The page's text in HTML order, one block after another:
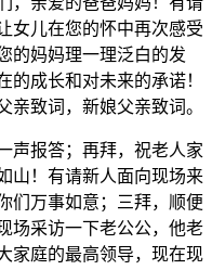
女儿在您的怀中再次感受
的妈妈理一理泛白的发
的成长和对未来的承诺！
亲致词，新娘父亲致词。
声报答；再拜，祝老人家
山！有请新人面向现场来
们万事如意；三拜，顺便
场采访一下老公公，他老
家庭的最高领导，现在现